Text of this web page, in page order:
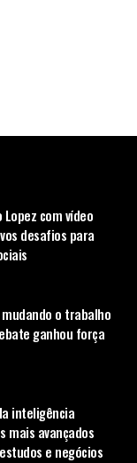
com vídeo
desafios para
o trabalho
ganhou força
inteligência
mais avançados
e negócios